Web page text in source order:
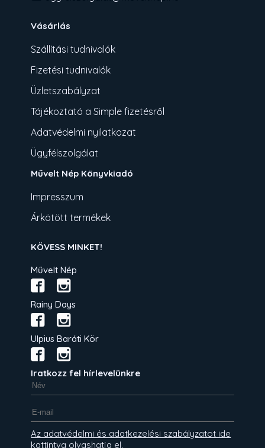
Vásárlás
Szállítási tudnivalók
Fizetési tudnivalók
Üzletszabályzat
Tájékoztató a Simple fizetésről
Adatvédelmi nyilatkozat
Ügyfélszolgálat
Művelt Nép Könyvkiadó
Impresszum
Árkötött termékek
KÖVESS MINKET!
Művelt Nép
Rainy Days
Ulpius Baráti Kör
Iratkozz fel hírlevelünkre
Az adatvédelmi és adatkezelési szabályzatot ide
kattintva olvashatja el.